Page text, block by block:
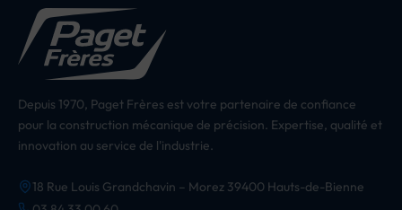
Depuis 1970, Paget Frères est votre partenaire de confiance
pour la construction mécanique de précision. Expertise, qualité et
innovation au service de l'industrie.
18 Rue Louis Grandchavin – Morez 39400 Hauts-de-Bienne